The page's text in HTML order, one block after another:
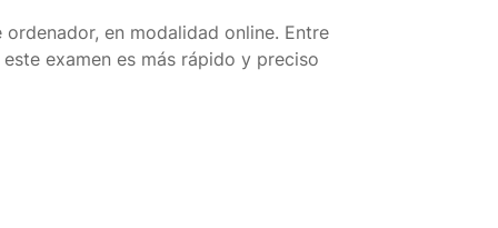
en modalidad online. Entre
examen es más rápido y preciso